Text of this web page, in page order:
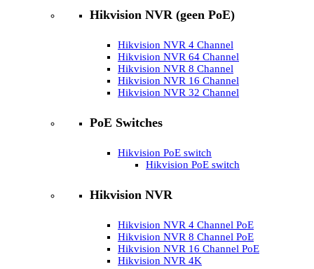
Hikvision NVR (geen PoE)
Hikvision NVR 4 Channel
Hikvision NVR 64 Channel
Hikvision NVR 8 Channel
Hikvision NVR 16 Channel
Hikvision NVR 32 Channel
PoE Switches
Hikvision PoE switch
Hikvision PoE switch
Hikvision NVR
Hikvision NVR 4 Channel PoE
Hikvision NVR 8 Channel PoE
Hikvision NVR 16 Channel PoE
Hikvision NVR 4K